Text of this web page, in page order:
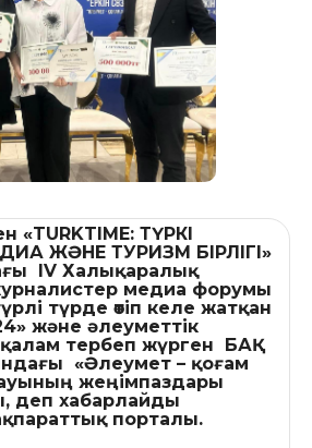
«TURKTIME: ТҮРКІ
ЖӘНЕ ТУРИЗМ БІРЛІГІ»
IV Халықаралық
медиа форумы
түрде өтіп келе жатқан
және әлеуметтік
тербеп жүрген БАҚ
«Әлеумет – қоғам
жеңімпаздары
деп хабарлайды
порталы.